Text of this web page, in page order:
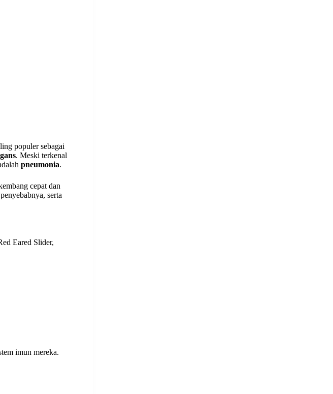
populer sebagai
. Meski terkenal
pneumonia.
cepat dan
serta
Eared Slider,
imun mereka.